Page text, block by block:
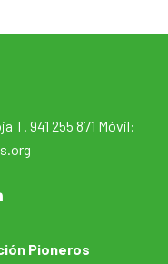
T. 941 255 871 Móvil:
Pioneros